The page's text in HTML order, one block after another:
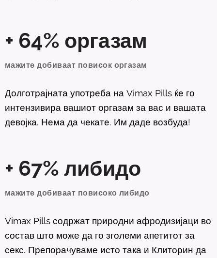
+ 64% оргазам
мажите добиваат повисок оргазам
Долготрајната употреба на Vimax Pills ќе го
интензивира вашиот оргазам за вас и вашата
девојка. Нема да чекате. Им даде возбуда!
+ 67% либидо
мажите добиваат повисоко либидо
Vimax Pills содржат природни афродизијаци во
состав што може да го зголеми апетитот за
секс. Препорачуваме исто така и Клиторин да